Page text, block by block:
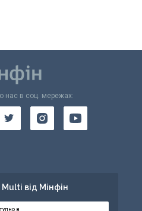
нас в соц. мережах:
від Мінфін
в